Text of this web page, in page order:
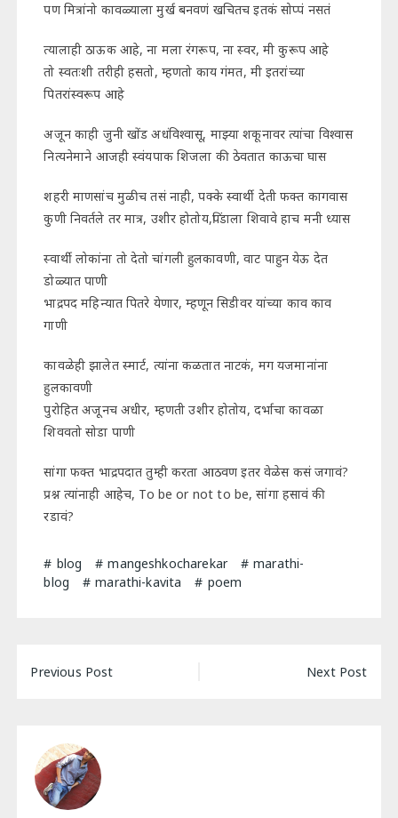
पण मित्रांनो कावळ्याला मुर्ख बनवणं खचितच इतकं सोप्पं नसतं
त्यालाही ठाऊक आहे, ना मला रंगरूप, ना स्वर, मी कुरूप आहे
तो स्वतःशी तरीही हसतो, म्हणतो काय गंमत, मी इतरांच्या
पितरांस्वरूप आहे
अजून काही जुनी खोंड अधंविश्वासू, माझ्या शकूनावर त्यांचा विश्वास
नित्यनेमाने आजही स्वंयपाक शिजला की ठेवतात काऊचा घास
शहरी माणसांच मुळीच तसं नाही, पक्के स्वार्थी देती फक्त कागवास
कुणी निवर्तले तर मात्र, उशीर होतोय,पिंडाला शिवावे हाच मनी ध्यास
स्वार्थी लोकांना तो देतो चांगली हुलकावणी, वाट पाहुन येऊ देत
डोळ्यात पाणी
भाद्रपद महिन्यात पितरे येणार, म्हणून सिडीवर यांच्या काव काव
गाणी
कावळेही झालेत स्मार्ट, त्यांना कळतात नाटकं, मग यजमानांना
हुलकावणी
पुरोहित अजूनच अधीर, म्हणती उशीर होतोय, दर्भाचा कावळा
शिववतो सोडा पाणी
सांगा फक्त भाद्रपदात तुम्ही करता आठवण इतर वेळेस कसं जगावं?
प्रश्न त्यांनाही आहेच, To be or not to be, सांगा हसावं की
रडावं?
blog mangeshkocharekar
marathi-
blog
marathi-kavita poem
Post
Previous Post Next Post